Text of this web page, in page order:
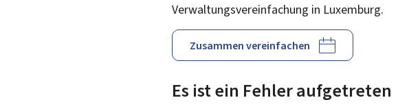
Verwaltungsvereinfachung in Luxemburg.
Zusammen vereinfachen
Es ist ein Fehler aufgetreten